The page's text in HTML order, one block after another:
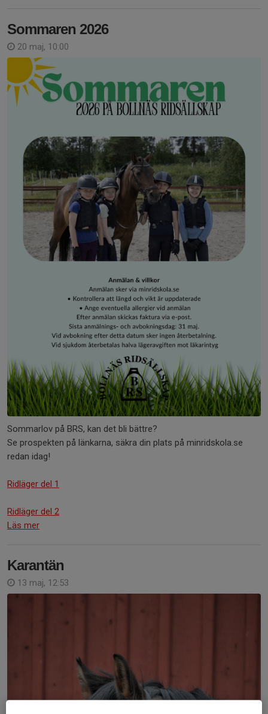
Sommaren 2026
20 maj, 10:00
Sommarlov på BRS, kan det bli bättre?
Se prospekten på länkarna, säkra din plats på minridskola.se
redan idag!
Ridläger del 1
Ridläger del 2
Läs mer
Karantän
13 maj, 12:53